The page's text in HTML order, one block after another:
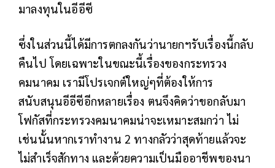
มาลงทุนในอีอีซี
ซึ่งในส่วนนี้ได้มีการตกลงกันว่านายกฯรับเรื่องนี้กลับ
คืนไป โดยเฉพาะในขณะนี้เรื่องของกระทรวง
คมนาคม เรามีโปรเจกต์ใหญ่ๆที่ต้องให้การ
สนับสนุนอีอีซีอีกหลายเรื่อง ตนจึงคิดว่าขอกลับมา
โฟกัสที่กระทรวงคมนาคมน่าจะเหมาะสมกว่า ไม่
เช่นนั้นหากเราทำงาน 2 ทางกลัวว่าสุดท้ายแล้วจะ
ไม่สำเร็จสักทาง และด้วยความเป็นมืออาชีพของนา